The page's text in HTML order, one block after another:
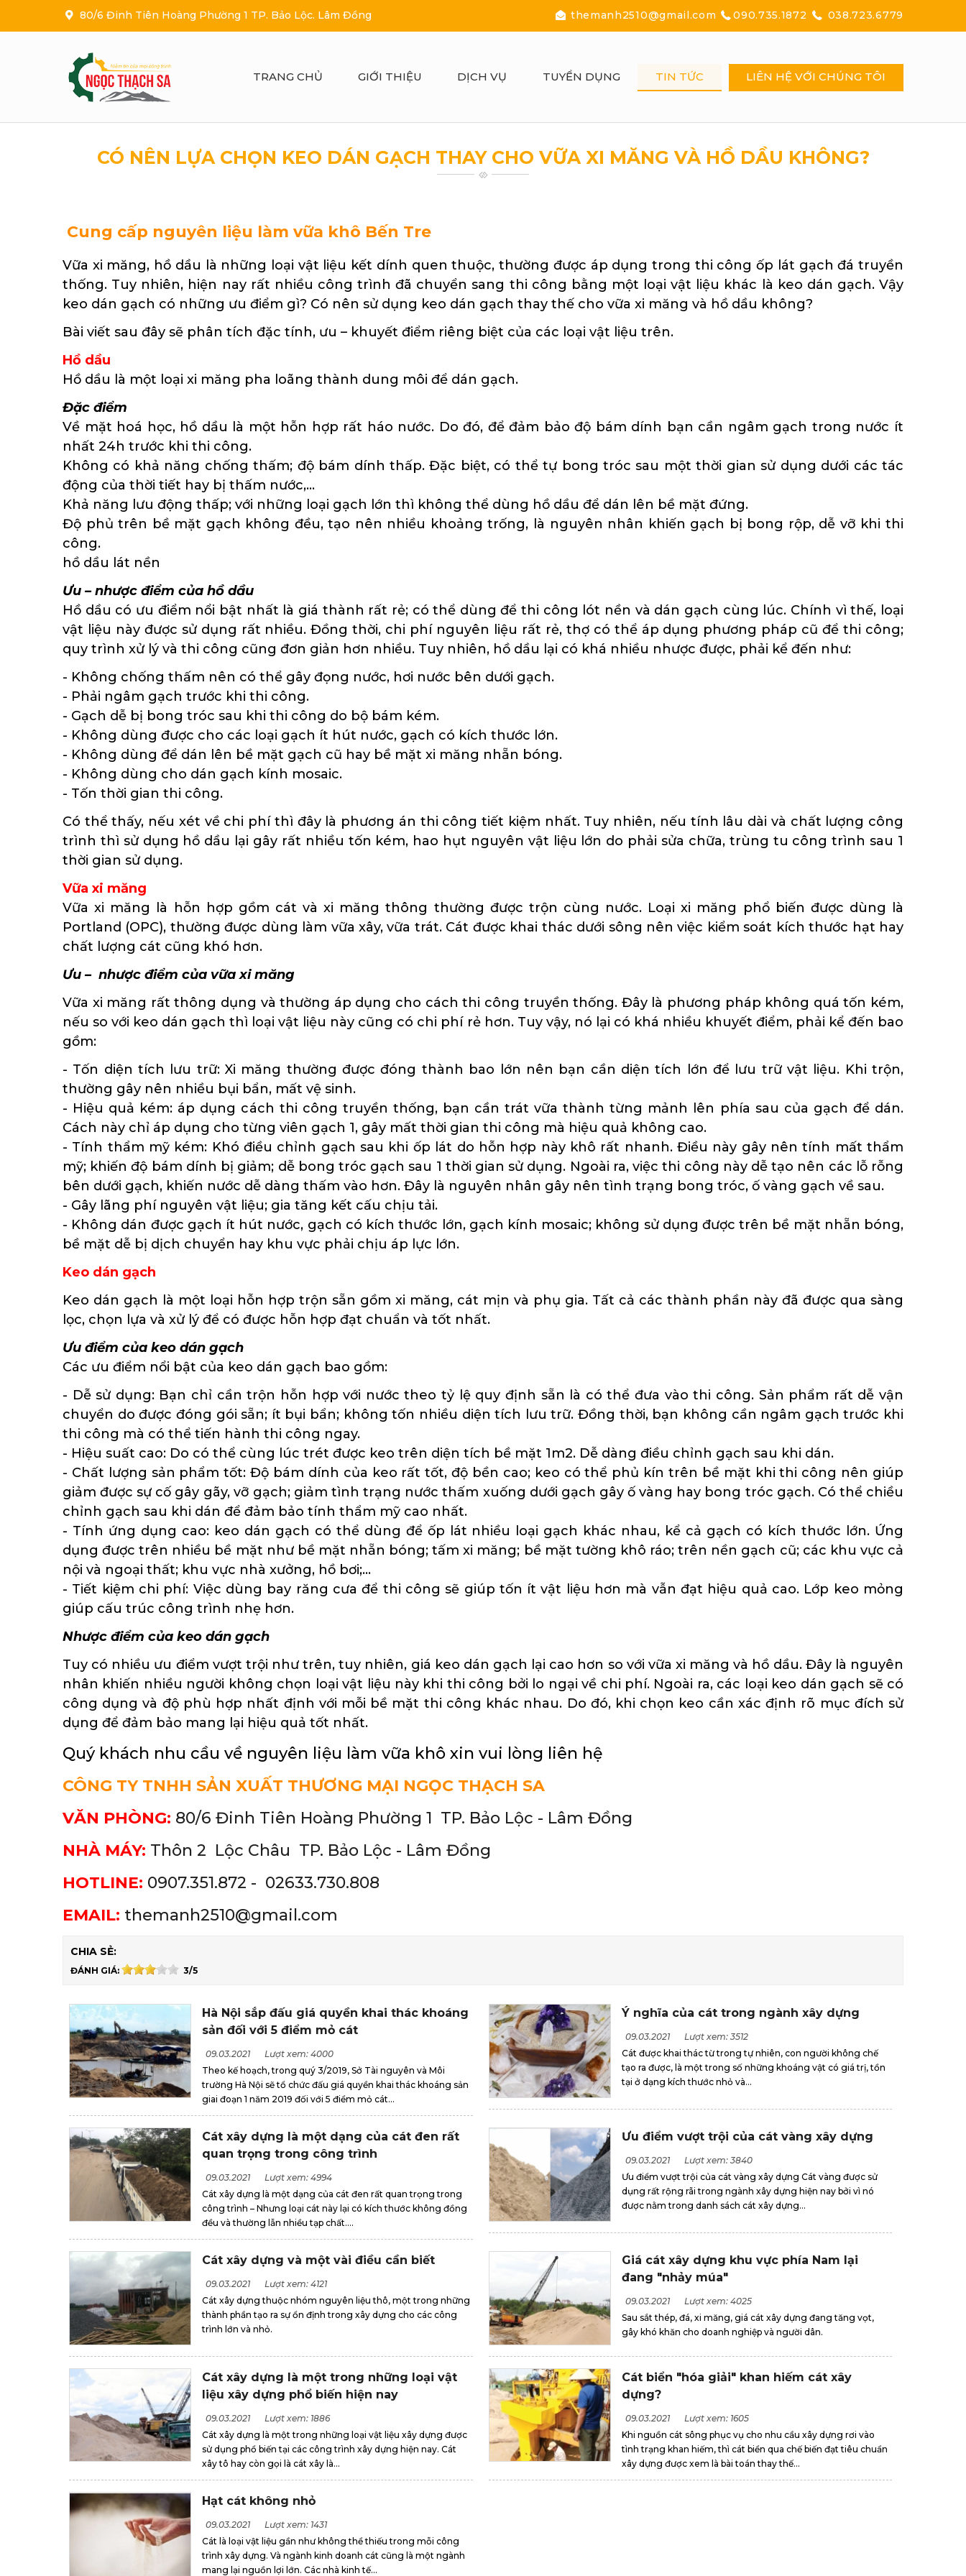
80/6 Đinh Tiên Hoàng Phường 1 TP. Bảo Lộc. Lâm Đồng themanh2510@gmail.com 090.735.1872 038.723.6779
TRANG CHỦ GIỚI THIỆU DỊCH VỤ TUYỂN DỤNG TIN TỨC LIÊN HỆ VỚI CHÚNG TÔI
CÓ NÊN LỰA CHỌN KEO DÁN GẠCH THAY CHO VỮA XI MĂNG VÀ HỒ DẦU KHÔNG?
Cung cấp nguyên liệu làm vữa khô Bến Tre
Vữa xi măng, hồ dầu là những loại vật liệu kết dính quen thuộc, thường được áp dụng trong thi công ốp lát gạch đá truyền
thống. Tuy nhiên, hiện nay rất nhiều công trình đã chuyển sang thi công bằng một loại vật liệu khác là keo dán gạch. Vậy
keo dán gạch có những ưu điểm gì? Có nên sử dụng keo dán gạch thay thế cho vữa xi măng và hồ dầu không?
Bài viết sau đây sẽ phân tích đặc tính, ưu – khuyết điểm riêng biệt của các loại vật liệu trên.
Hồ dầu
Hồ dầu là một loại xi măng pha loãng thành dung môi để dán gạch.
Đặc điểm
Về mặt hoá học, hồ dầu là một hỗn hợp rất háo nước. Do đó, để đảm bảo độ bám dính bạn cần ngâm gạch trong nước ít
nhất 24h trước khi thi công.
Không có khả năng chống thấm; độ bám dính thấp. Đặc biệt, có thể tự bong tróc sau một thời gian sử dụng dưới các tác
động của thời tiết hay bị thấm nước,…
Khả năng lưu động thấp; với những loại gạch lớn thì không thể dùng hồ dầu để dán lên bề mặt đứng.
Độ phủ trên bề mặt gạch không đều, tạo nên nhiều khoảng trống, là nguyên nhân khiến gạch bị bong rộp, dễ vỡ khi thi
công.
hồ dầu lát nền
Ưu – nhược điểm của hồ dầu
Hồ dầu có ưu điểm nổi bật nhất là giá thành rất rẻ; có thể dùng để thi công lót nền và dán gạch cùng lúc. Chính vì thế, loại
vật liệu này được sử dụng rất nhiều. Đồng thời, chi phí nguyên liệu rất rẻ, thợ có thể áp dụng phương pháp cũ để thi công;
quy trình xử lý và thi công cũng đơn giản hơn nhiều. Tuy nhiên, hồ dầu lại có khá nhiều nhược được, phải kể đến như:
- Không chống thấm nên có thể gây đọng nước, hơi nước bên dưới gạch.
- Phải ngâm gạch trước khi thi công.
- Gạch dễ bị bong tróc sau khi thi công do bộ bám kém.
- Không dùng được cho các loại gạch ít hút nước, gạch có kích thước lớn.
- Không dùng để dán lên bề mặt gạch cũ hay bề mặt xi măng nhẵn bóng.
- Không dùng cho dán gạch kính mosaic.
- Tốn thời gian thi công.
Có thể thấy, nếu xét về chi phí thì đây là phương án thi công tiết kiệm nhất. Tuy nhiên, nếu tính lâu dài và chất lượng công
trình thì sử dụng hồ dầu lại gây rất nhiều tốn kém, hao hụt nguyên vật liệu lớn do phải sửa chữa, trùng tu công trình sau 1
thời gian sử dụng.
Vữa xi măng
Vữa xi măng là hỗn hợp gồm cát và xi măng thông thường được trộn cùng nước. Loại xi măng phổ biến được dùng là
Portland (OPC), thường được dùng làm vữa xây, vữa trát. Cát được khai thác dưới sông nên việc kiểm soát kích thước hạt hay
chất lượng cát cũng khó hơn.
Ưu – nhược điểm của vữa xi măng
Vữa xi măng rất thông dụng và thường áp dụng cho cách thi công truyền thống. Đây là phương pháp không quá tốn kém,
nếu so với keo dán gạch thì loại vật liệu này cũng có chi phí rẻ hơn. Tuy vậy, nó lại có khá nhiều khuyết điểm, phải kể đến bao
gồm:
- Tốn diện tích lưu trữ: Xi măng thường được đóng thành bao lớn nên bạn cần diện tích lớn để lưu trữ vật liệu. Khi trộn,
thường gây nên nhiều bụi bẩn, mất vệ sinh.
- Hiệu quả kém: áp dụng cách thi công truyền thống, bạn cần trát vữa thành từng mảnh lên phía sau của gạch để dán.
Cách này chỉ áp dụng cho từng viên gạch 1, gây mất thời gian thi công mà hiệu quả không cao.
- Tính thẩm mỹ kém: Khó điều chỉnh gạch sau khi ốp lát do hỗn hợp này khô rất nhanh. Điều này gây nên tính mất thẩm
mỹ; khiến độ bám dính bị giảm; dễ bong tróc gạch sau 1 thời gian sử dụng. Ngoài ra, việc thi công này dễ tạo nên các lỗ rỗng
bên dưới gạch, khiến nước dễ dàng thấm vào hơn. Đây là nguyên nhân gây nên tình trạng bong tróc, ố vàng gạch về sau.
- Gây lãng phí nguyên vật liệu; gia tăng kết cấu chịu tải.
- Không dán được gạch ít hút nước, gạch có kích thước lớn, gạch kính mosaic; không sử dụng được trên bề mặt nhẵn bóng,
bề mặt dễ bị dịch chuyển hay khu vực phải chịu áp lực lớn.
Keo dán gạch
Keo dán gạch là một loại hỗn hợp trộn sẵn gồm xi măng, cát mịn và phụ gia. Tất cả các thành phần này đã được qua sàng
lọc, chọn lựa và xử lý để có được hỗn hợp đạt chuẩn và tốt nhất.
Ưu điểm của keo dán gạch
Các ưu điểm nổi bật của keo dán gạch bao gồm:
- Dễ sử dụng: Bạn chỉ cần trộn hỗn hợp với nước theo tỷ lệ quy định sẵn là có thể đưa vào thi công. Sản phẩm rất dễ vận
chuyển do được đóng gói sẵn; ít bụi bẩn; không tốn nhiều diện tích lưu trữ. Đồng thời, bạn không cần ngâm gạch trước khi
thi công mà có thể tiến hành thi công ngay.
- Hiệu suất cao: Do có thể cùng lúc trét được keo trên diện tích bề mặt 1m2. Dễ dàng điều chỉnh gạch sau khi dán.
- Chất lượng sản phẩm tốt: Độ bám dính của keo rất tốt, độ bền cao; keo có thể phủ kín trên bề mặt khi thi công nên giúp
giảm được sự cố gây gãy, vỡ gạch; giảm tình trạng nước thấm xuống dưới gạch gây ố vàng hay bong tróc gạch. Có thể chiều
chỉnh gạch sau khi dán để đảm bảo tính thẩm mỹ cao nhất.
- Tính ứng dụng cao: keo dán gạch có thể dùng để ốp lát nhiều loại gạch khác nhau, kể cả gạch có kích thước lớn. Ứng
dụng được trên nhiều bề mặt như bề mặt nhẵn bóng; tấm xi măng; bề mặt tường khô ráo; trên nền gạch cũ; các khu vực cả
nội và ngoại thất; khu vực nhà xưởng, hồ bơi;…
- Tiết kiệm chi phí: Việc dùng bay răng cưa để thi công sẽ giúp tốn ít vật liệu hơn mà vẫn đạt hiệu quả cao. Lớp keo mỏng
giúp cấu trúc công trình nhẹ hơn.
Nhược điểm của keo dán gạch
Tuy có nhiều ưu điểm vượt trội như trên, tuy nhiên, giá keo dán gạch lại cao hơn so với vữa xi măng và hồ dầu. Đây là nguyên
nhân khiến nhiều người không chọn loại vật liệu này khi thi công bởi lo ngại về chi phí. Ngoài ra, các loại keo dán gạch sẽ có
công dụng và độ phù hợp nhất định với mỗi bề mặt thi công khác nhau. Do đó, khi chọn keo cần xác định rõ mục đích sử
dụng để đảm bảo mang lại hiệu quả tốt nhất.
Quý khách nhu cầu về nguyên liệu làm vữa khô xin vui lòng liên hệ
CÔNG TY TNHH SẢN XUẤT THƯƠNG MẠI NGỌC THẠCH SA
VĂN PHÒNG: 80/6 Đinh Tiên Hoàng Phường 1 TP. Bảo Lộc - Lâm Đồng
NHÀ MÁY: Thôn 2 Lộc Châu TP. Bảo Lộc - Lâm Đồng
HOTLINE: 0907.351.872 - 02633.730.808
EMAIL: themanh2510@gmail.com
CHIA SẺ:
ĐÁNH GIÁ: 3/5
Hà Nội sắp đấu giá quyền khai thác khoáng
sản đối với 5 điểm mỏ cát
09.03.2021
Lượt xem: 4000
Theo kế hoạch, trong quý 3/2019, Sở Tài nguyên và Môi
trường Hà Nội sẽ tổ chức đấu giá quyền khai thác khoáng sản
giai đoạn 1 năm 2019 đối với 5 điểm mỏ cát...
Ý nghĩa của cát trong ngành xây dựng
09.03.2021
Lượt xem: 3512
Cát được khai thác từ trong tự nhiên, con người không chế
tạo ra được, là một trong số những khoáng vật có giá trị, tồn
tại ở dạng kích thước nhỏ và...
Cát xây dựng là một dạng của cát đen rất
quan trọng trong công trình
09.03.2021
Lượt xem: 4994
Cát xây dựng là một dạng của cát đen rất quan trọng trong
công trình – Nhưng loại cát này lại có kích thước không đồng
đều và thường lẫn nhiều tạp chất....
Ưu điểm vượt trội của cát vàng xây dựng
09.03.2021
Lượt xem: 3840
Ưu điểm vượt trội của cát vàng xây dựng Cát vàng được sử
dụng rất rộng rãi trong ngành xây dựng hiện nay bởi vì nó
được nằm trong danh sách cát xây dựng...
Cát xây dựng và một vài điều cần biết
09.03.2021
Lượt xem: 4121
Cát xây dựng thuộc nhóm nguyên liệu thô, một trong những
thành phần tạo ra sự ổn định trong xây dựng cho các công
trình lớn và nhỏ.
Giá cát xây dựng khu vực phía Nam lại
đang "nhảy múa"
09.03.2021
Lượt xem: 4025
Sau sắt thép, đá, xi măng, giá cát xây dựng đang tăng vọt,
gây khó khăn cho doanh nghiệp và người dân.
Cát xây dựng là một trong những loại vật
liệu xây dựng phổ biến hiện nay
09.03.2021
Lượt xem: 1886
Cát xây dựng là một trong những loại vật liệu xây dựng được
sử dụng phổ biến tại các công trình xây dựng hiện nay. Cát
xây tô hay còn gọi là cát xây là...
Cát biển "hóa giải" khan hiếm cát xây
dựng?
09.03.2021
Lượt xem: 1605
Khi nguồn cát sông phục vụ cho nhu cầu xây dựng rơi vào
tình trạng khan hiếm, thì cát biển qua chế biến đạt tiêu chuẩn
xây dựng được xem là bài toán thay thế...
Hạt cát không nhỏ
09.03.2021
Lượt xem: 1431
Cát là loại vật liệu gần như không thể thiếu trong mỗi công
trình xây dựng. Và ngành kinh doanh cát cũng là một ngành
mang lại nguồn lợi lớn. Các nhà kinh tế...